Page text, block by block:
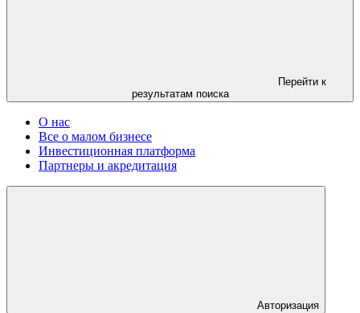
Перейти к
результатам поиска
О нас
Все о малом бизнесе
Инвестиционная платформа
Партнеры и акредитация
Авторизация